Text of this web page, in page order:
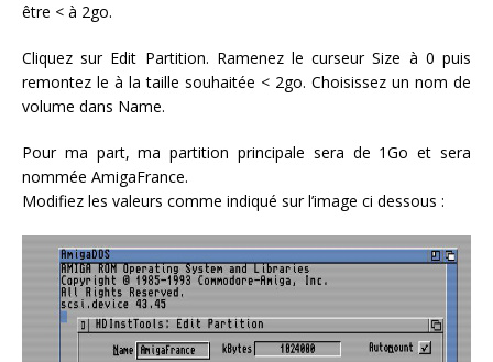
être < à 2go.
Cliquez sur Edit Partition. Ramenez le curseur Size à 0 puis
remontez le à la taille souhaitée < 2go. Choisissez un nom de
volume dans Name.
Pour ma part, ma partition principale sera de 1Go et sera
nommée AmigaFrance.
Modifiez les valeurs comme indiqué sur l’image ci dessous :